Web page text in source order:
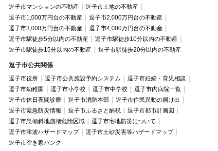
逗子市マンションの不動産
逗子市土地の不動産
逗子市1,000万円台の不動産
逗子市2,000万円台の不動産
逗子市3,000万円台の不動産
逗子市4,000万円台の不動産
逗子市駅徒歩5分以内の不動産
逗子市駅徒歩10分以内の不動産
逗子市駅徒歩15分以内の不動産
逗子市駅徒歩20分以内の不動産
逗子市公共関係
逗子市役所 逗子市公共施設予約システム
逗子市妊婦・育児相談
逗子市幼稚園
逗子市小学校 逗子市中学校
逗子市内病院一覧
逗子市休日夜間診療
逗子市消防本部
逗子市住民異動の届け出
逗子市緊急防災情報
逗子市ふるさと納税
逗子市都市計画図
逗子市急傾斜地崩壊危険区域
逗子市宅地防災について
逗子市津波ハザードマップ
逗子市土砂災害等ハザードマップ
逗子市空き家バンク